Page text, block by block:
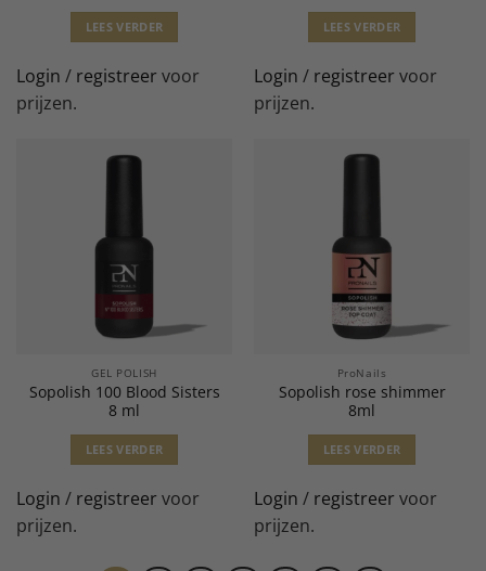
LEES VERDER
Login / registreer voor
prijzen.
LEES VERDER
Login / registreer voor
prijzen.
GEL POLISH
Sopolish 100 Blood Sisters
8 ml
LEES VERDER
Login / registreer voor
prijzen.
ProNails
Sopolish rose shimmer
8ml
LEES VERDER
Login / registreer voor
prijzen.